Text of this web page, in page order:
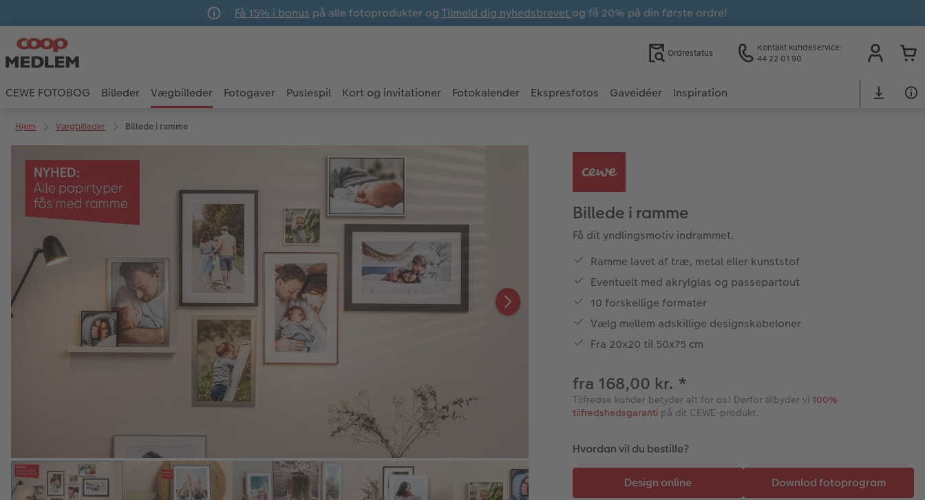
Få 15% i bonus på alle fotoprodukter ogTilmeld dig nyhedsbrevet og få 20% på din første ordre!
Ordrestatus
Kontakt kundeservice:
44 22 01 90
CEWE FOTOBOG Billeder Vægbilleder Fotogaver Puslespil Kort og invitationer Fotokalender Ekspresfotos Gaveidéer Inspiration
Hjem Vægbilleder Billede i ramme
Billede i ramme
Få dit yndlingsmotiv indrammet.
Ramme lavet af træ, metal eller kunststof
Eventuelt med akrylglas og passepartout
10 forskellige formater
Vælg mellem adskillige designskabeloner
Fra 20x20 til 50x75 cm
fra 168,00 kr. *
Tilfredse kunder betyder alt for os! Derfor tilbyder vi 100%
tilfredshedsgaranti på dit CEWE-produkt.
Hvordan vil du bestille?